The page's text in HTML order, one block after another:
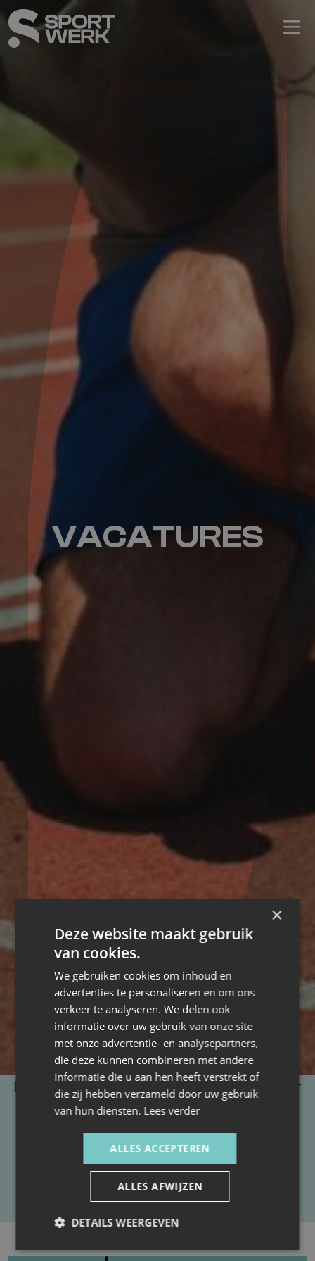
VACATURES
Lorem ipsum dolor sit amet, consectetur
adipiscing elit, sed do eiusmod tempor
incididunt ut labore et dolore magna
aliqua. Ut enim ad minim veniam, quis
nostrud exercitation ullamco laboris nisi
ut aliquip ex ea commodo consequat.
×
Deze website maakt gebruik
van cookies.
We gebruiken cookies om inhoud en
advertenties te personaliseren en om ons
verkeer te analyseren. We delen ook
informatie over uw gebruik van onze site
met onze advertentie- en analysepartners,
die deze kunnen combineren met andere
informatie die u aan hen heeft verstrekt of
die zij hebben verzameld door uw gebruik
van hun diensten. Lees verder
ALLES ACCEPTEREN
ALLES AFWIJZEN
DETAILS WEERGEVEN